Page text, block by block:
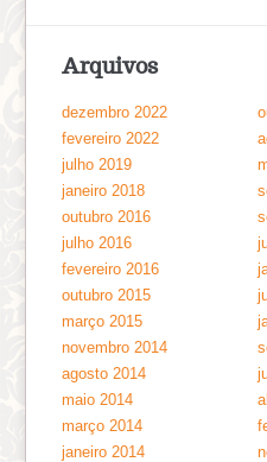
Arquivos
dezembro 2022
fevereiro 2022
julho 2019
janeiro 2018
outubro 2016
julho 2016
fevereiro 2016
outubro 2015
março 2015
novembro 2014
agosto 2014
maio 2014
março 2014
janeiro 2014